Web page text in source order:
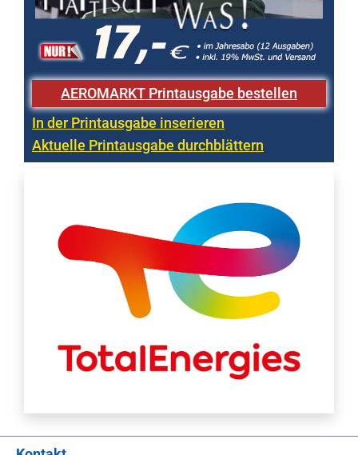
AEROMARKT Printausgabe bestellen
In der Printausgabe inserieren
Aktuelle Printausgabe durchblättern